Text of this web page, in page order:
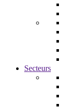
Secteurs